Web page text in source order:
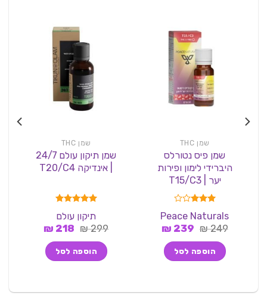
שמן THC
שמן פיס נטורלס
היברידי לימון ופירות
יער | T15/C3
דורג
3.00
מתוך 5
Peace Naturals
249
₪ המחיר
היה:
249 ₪.
239
₪המחיר
הוא:
239 ₪.
הוספה לסל
שמן THC
שמן תיקון עולם 24/7
| אינדיקה T20/C4
מתוך 5
תיקון עולם
299
₪ המחיר
היה:
299 ₪.
218
₪המחיר
הוא:
218 ₪.
הוספה לסל